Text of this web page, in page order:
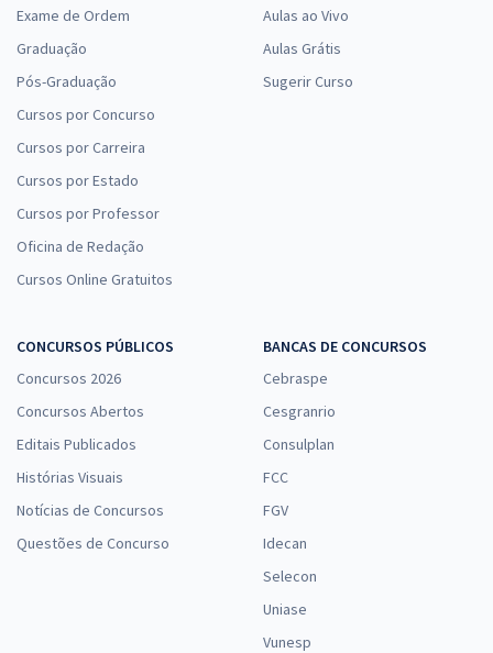
Exame de Ordem
Graduação
Pós-Graduação
Cursos por Concurso
Cursos por Carreira
Cursos por Estado
Cursos por Professor
Oficina de Redação
Cursos Online Gratuitos
Aulas ao Vivo
Aulas Grátis
Sugerir Curso
CONCURSOS PÚBLICOS
Concursos 2026
Concursos Abertos
Editais Publicados
Histórias Visuais
Notícias de Concursos
Questões de Concurso
BANCAS DE CONCURSOS
Cebraspe
Cesgranrio
Consulplan
FCC
FGV
Idecan
Selecon
Uniase
Vunesp